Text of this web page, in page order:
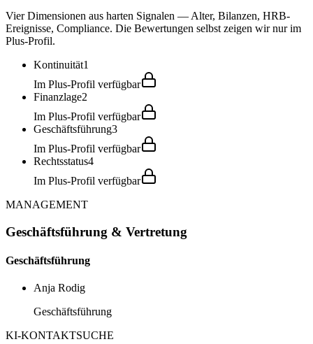
Vier Dimensionen aus harten Signalen — Alter, Bilanzen, HRB-
Ereignisse, Compliance. Die Bewertungen selbst zeigen wir nur im
Plus-Profil.
Kontinuität1
Im Plus-Profil verfügbar
Finanzlage2
Im Plus-Profil verfügbar
Geschäftsführung3
Im Plus-Profil verfügbar
Rechtsstatus4
Im Plus-Profil verfügbar
MANAGEMENT
Geschäftsführung & Vertretung
Geschäftsführung
Anja Rodig
Geschäftsführung
KI-KONTAKTSUCHE